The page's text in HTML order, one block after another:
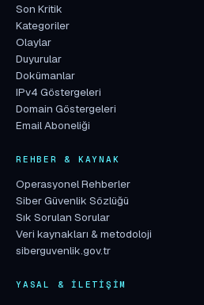
Son Kritik
Kategoriler
Olaylar
Duyurular
Dokümanlar
IPv4 Göstergeleri
Domain Göstergeleri
Email Aboneliği
REHBER & KAYNAK
Operasyonel Rehberler
Siber Güvenlik Sözlüğü
Sık Sorulan Sorular
Veri kaynakları & metodoloji
siberguvenlik.gov.tr
YASAL & İLETIŞIM